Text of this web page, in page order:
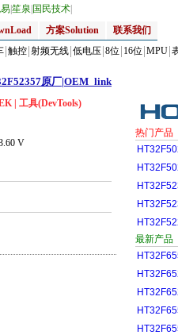
笙泉 国民技术
方案Solution
联系我们
触控 射频无线 低电压 8位 16位 MPU
原厂|OEM_link
| 工具(DevTools)
V
热门产品
最新产品